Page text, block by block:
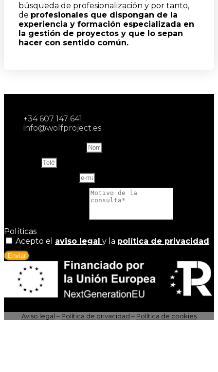
búsqueda de profesionalización y por tanto,
de profesionales que dispongan de la
experiencia y formación especializada en
la gestión de proyectos y que lo sepan
hacer con sentido común.
+34 607 147 641
info@wolfproject.es
Políticas
Acepto el aviso legal y la política de privacidad.
Enviar
Aviso legal – Política de privacidad – Política de cookies